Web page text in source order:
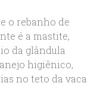
o rebanho de
é a mastite,
da glândula
higiênico,
no teto da vaca